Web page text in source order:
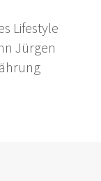
Lifestyle
Jürgen